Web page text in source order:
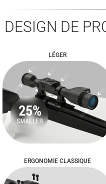
DESIGN DE
LÉGER
ERGONOMIE CLASSIQUE